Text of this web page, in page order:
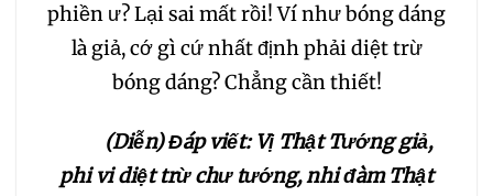
phiền ư? Lại sai mất rồi! Ví như bóng dáng
là giả, cớ gì cứ nhất định phải diệt trừ
bóng dáng? Chẳng cần thiết!
(Diễn) Đáp viết: Vị Thật Tướng giả,
phi vi diệt trừ chư tướng, nhi đàm Thật